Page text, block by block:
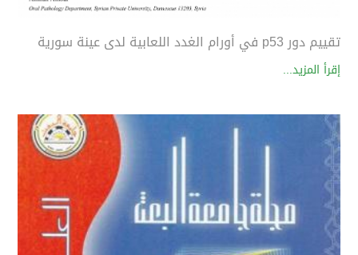
تقييم دور p53 في أورام الغدد اللعابية لدى عينة سورية
إقرأ المزيد...